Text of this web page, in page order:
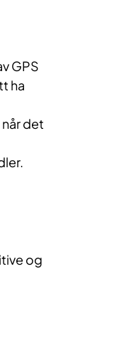
GPS
ha
det
og